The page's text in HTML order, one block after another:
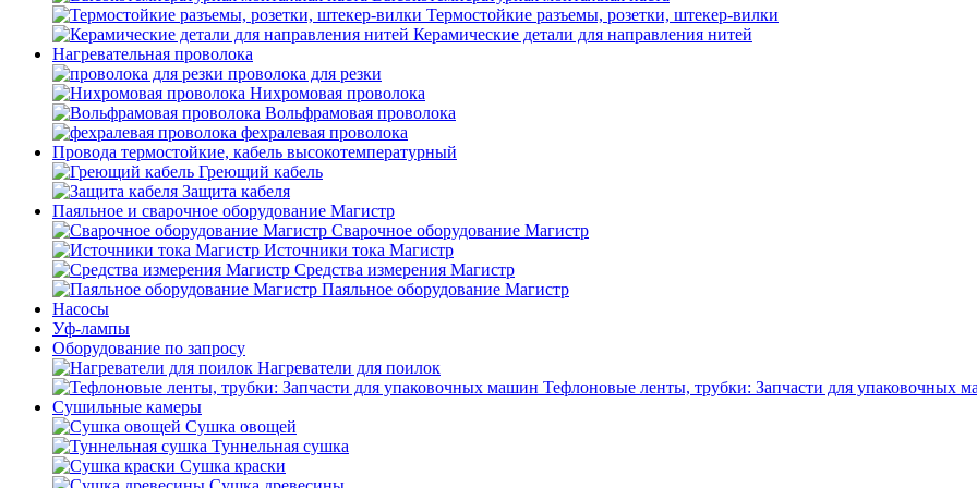
Термостойкие разъемы, розетки, штекер-вилки
Керамические детали для направления нитей
Нагревательная проволока
проволока для резки
Нихромовая проволока
Вольфрамовая проволока
фехралевая проволока
Провода термостойкие, кабель высокотемпературный
Греющий кабель
Защита кабеля
Паяльное и сварочное оборудование Магистр
Сварочное оборудование Магистр
Источники тока Магистр
Средства измерения Магистр
Паяльное оборудование Магистр
Насосы
Уф-лампы
Оборудование по запросу
Нагреватели для поилок
Тефлоновые ленты, трубки: Запчасти для упаковочных
Сушильные камеры
Сушка овощей
Туннельная сушка
Сушка краски